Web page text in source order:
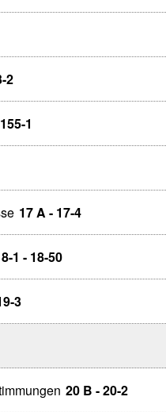
2
1
17 A - 17-4
1 - 18-50
3
20 B - 20-2